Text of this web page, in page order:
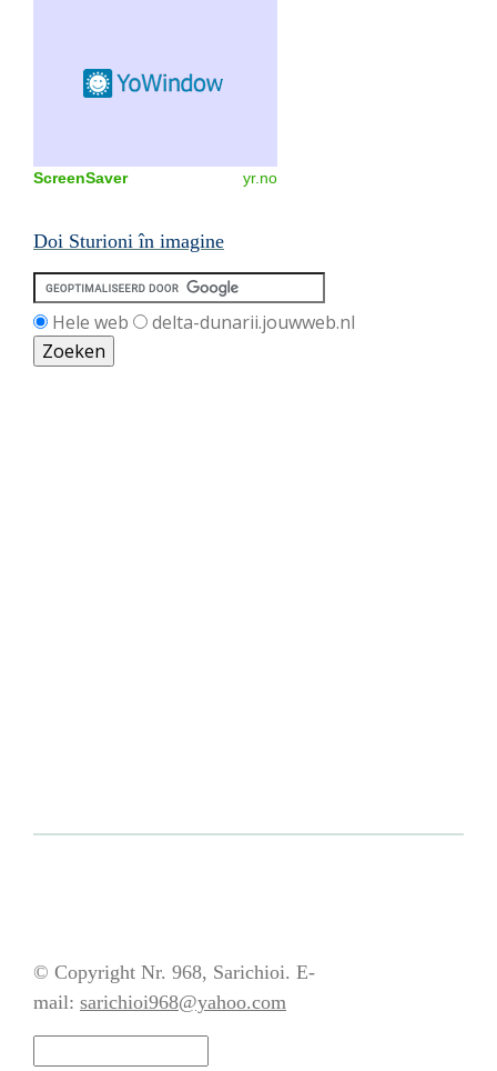
ScreenSaver yr.no
Doi Sturioni în imagine
Hele web delta-dunarii.jouwweb.nl
© Copyright Nr. 968, Sarichioi. E-
mail: sarichioi968@yahoo.com